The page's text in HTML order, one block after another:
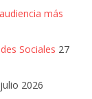
más
Sociales 27
2026